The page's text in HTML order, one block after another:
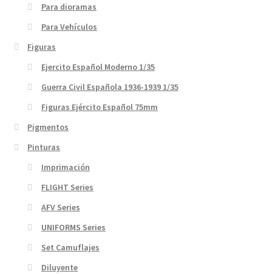
Para dioramas
Para Vehículos
Figuras
Ejercito Español Moderno 1/35
Guerra Civil Española 1936-1939 1/35
Figuras Ejército Español 75mm
Pigmentos
Pinturas
Imprimación
FLIGHT Series
AFV Series
UNIFORMS Series
Set Camuflajes
Diluyente